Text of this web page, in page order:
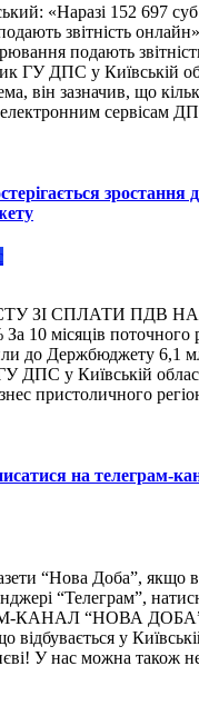
«Наразі 152 697
звітність
подають
ГУ ДПС у Київській
він зазначив, що
сервісам
зростання
ЗІ СПЛАТИ ПДВ
10 місяців поточного
до Держбюджету 6,1
ДПС у Київській
пристоличного
на телеграм-
“Нова Доба”, якщо
“Телеграм”,
КАНАЛ “НОВА ДОБА”
відбувається у
У нас можна також